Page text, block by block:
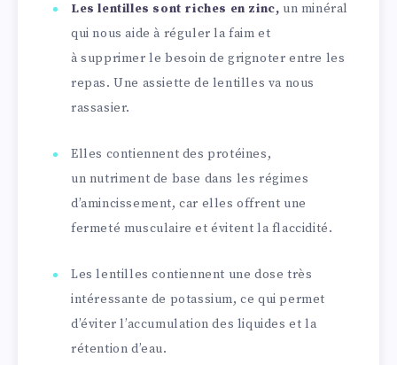
Les lentilles sont riches en zinc, un minéral
qui nous aide à réguler la faim et
à supprimer le besoin de grignoter entre les
repas. Une assiette de lentilles va nous
rassasier.
Elles contiennent des protéines,
un nutriment de base dans les régimes
d’amincissement, car elles offrent une
fermeté musculaire et évitent la flaccidité.
Les lentilles contiennent une dose très
intéressante de potassium, ce qui permet
d’éviter l’accumulation des liquides et la
rétention d’eau.